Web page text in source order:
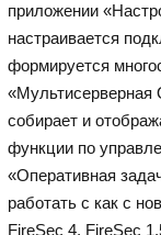
приложении
настраивается
формируется
«Мультисерверная
собирает и
функции по
«Оперативная
работать с как с
FireSec 4, FireSec